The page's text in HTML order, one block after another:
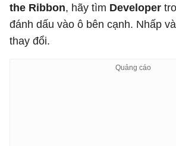
the Ribbon, hãy tìm Developer
đánh dấu vào ô bên cạnh. Nhấp
thay đổi.